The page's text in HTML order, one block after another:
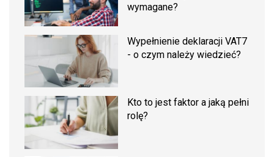
wymagane?
Wypełnienie deklaracji VAT7
- o czym należy wiedzieć?
Kto to jest faktor a jaką pełni
rolę?